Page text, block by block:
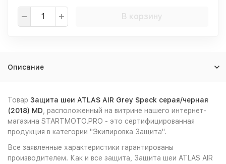
В корзину
Описание
Товар Защита шеи ATLAS AIR Grey Speck серая/черная
(2018) MD , расположенный на витрине нашего интернет-
магазина STARTMOTO.PRO - это сертифицированная
продукция в категории "Экипировка Защита".
Все заявленные характеристики гарантированы
производителем. Как и все защита, Защита шеи ATLAS AIR